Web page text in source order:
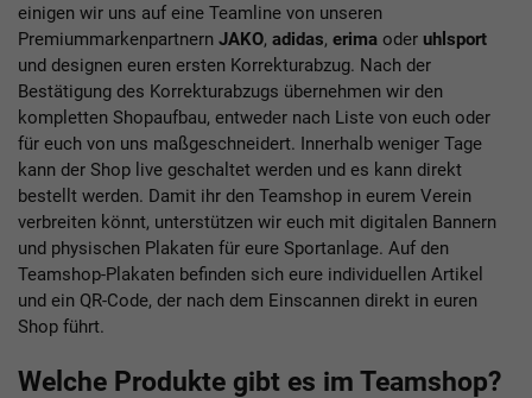
einigen wir uns auf eine Teamline von unseren
Premiummarkenpartnern JAKO, adidas, erima oder uhlsport
und designen euren ersten Korrekturabzug. Nach der
Bestätigung des Korrekturabzugs übernehmen wir den
kompletten Shopaufbau, entweder nach Liste von euch oder
für euch von uns maßgeschneidert. Innerhalb weniger Tage
kann der Shop live geschaltet werden und es kann direkt
bestellt werden. Damit ihr den Teamshop in eurem Verein
verbreiten könnt, unterstützen wir euch mit digitalen Bannern
und physischen Plakaten für eure Sportanlage. Auf den
Teamshop-Plakaten befinden sich eure individuellen Artikel
und ein QR-Code, der nach dem Einscannen direkt in euren
Shop führt.
Welche Produkte gibt es im Teamshop?